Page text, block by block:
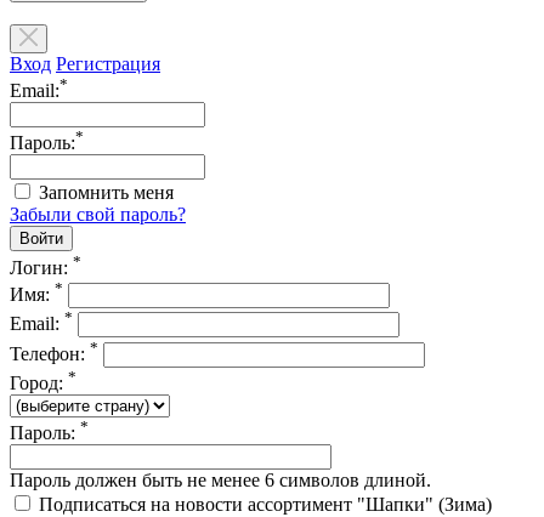
Вход Регистрация
Email:*
Пароль:*
Запомнить меня
Забыли свой пароль?
Логин: *
Имя: *
Email: *
Телефон: *
Город: *
Пароль: *
Пароль должен быть не менее 6 символов длиной.
Подписаться на новости ассортимент "Шапки" (Зима)